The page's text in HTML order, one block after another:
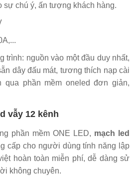
sự chú ý, ấn tượng khách hàng.
trình: nguồn vào một đầu duy nhất,
dây đấu mát, tương thích nạp cài
qua phần mềm oneled đơn giản,
vẫy 12 kênh
phần mềm ONE LED, mạch led
cấp cho người dùng tính năng lập
hoàn toàn miễn phí, dễ dàng sử
không chuyên.